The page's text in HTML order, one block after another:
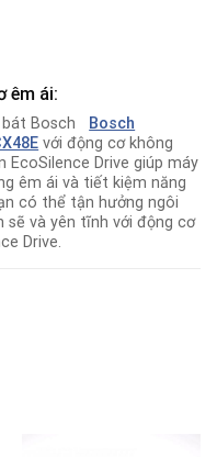
êm ái:
Bosch
Bosch
với động cơ không
EcoSilence Drive giúp máy
êm ái và tiết kiệm năng
có thể tận hưởng ngôi
sẽ và yên tĩnh với động cơ
Drive.